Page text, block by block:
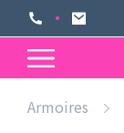
Armoires